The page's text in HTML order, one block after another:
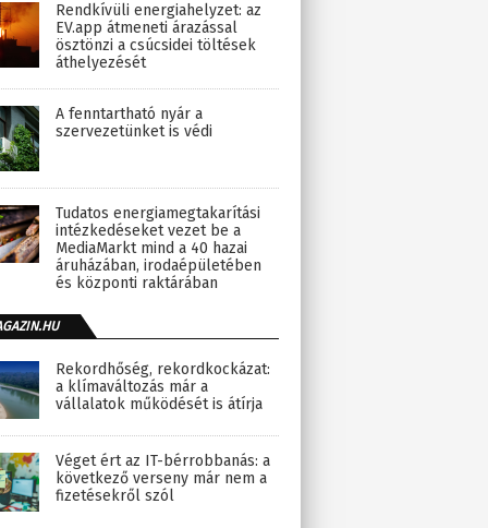
Rendkívüli energiahelyzet: az
EV.app átmeneti árazással
ösztönzi a csúcsidei töltések
áthelyezését
A fenntartható nyár a
szervezetünket is védi
Tudatos energiamegtakarítási
intézkedéseket vezet be a
MediaMarkt mind a 40 hazai
áruházában, irodaépületében
és központi raktárában
Rekordhőség, rekordkockázat:
a klímaváltozás már a
vállalatok működését is átírja
Véget ért az IT-bérrobbanás: a
következő verseny már nem a
fizetésekről szól